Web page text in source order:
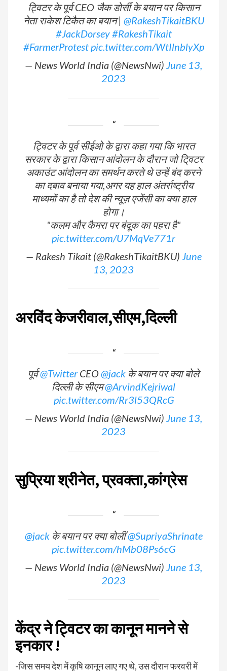
ट्विटर के पूर्व CEO जैक डोर्सी के बयान पर किसान
नेता राकेश टिकैत का बयान | @RakeshTikaitBKU
#JackDorsey#RakeshTikait
#FarmerProtestpic.twitter.com/WtIlnblyXp
— News World India (@NewsNwi) June 13,
2023
ट्विटर के पूर्व सीईओ के द्वारा कहा गया कि भारत
सरकार के द्वारा किसान आंदोलन के दौरान जो टि्वटर
अकाउंट आंदोलन का समर्थन करते थे उन्हें बंद करने
का दबाव बनाया गया,अगर यह हाल अंतर्राष्ट्रीय
माध्यमों का है तो देश की न्यूज़ एजेंसी का क्या हाल
होगा।
"कलम और कैमरा पर बंदूक का पहरा है"
pic.twitter.com/U7MqVe771r
— Rakesh Tikait (@RakeshTikaitBKU) June
13, 2023
अरविंद केजरीवाल,सीएम,दिल्ली
पूर्व@TwitterCEO@jack के बयान पर क्या बोले
दिल्ली के सीएम@ArvindKejriwal
pic.twitter.com/Rr3l53QRcG
— News World India (@NewsNwi) June 13,
2023
सुप्रिया श्रीनेत, प्रवक्ता,कांग्रेस
@jackके बयान पर क्या बोलीं@SupriyaShrinate
pic.twitter.com/hMb08Ps6cG
— News World India (@NewsNwi) June 13,
2023
केंद्र ने ट्विटर का कानून मानने से
इनकार !
-जिस समय देश में कृषि कानून लाए गए थे, उस दौरान फरवरी में